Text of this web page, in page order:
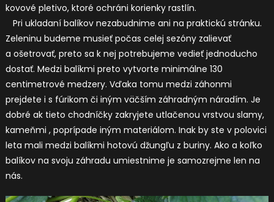
kovové pletivo, ktoré ochráni korienky rastlín.
Pri ukladaní balíkov nezabudnime ani na praktickú stránku.
Zeleninu budeme musieť počas celej sezóny zalievať
a ošetrovať, preto sa k nej potrebujeme vedieť jednoducho
dostať. Medzi balíkmi preto vytvorte minimálne 130
centimetrové medzery. Vďaka tomu medzi záhonmi
prejdete i s fúrikom či iným väčším záhradným náradím. Je
dobré ak tieto chodníčky zakryjete utlačenou vrstvou slamy,
kameňmi , poprípade iným materiálom. Inak by ste v polovici
leta mali medzi balíkmi hotovú džungľu z buriny. Ako a koľko
balíkov na svoju záhradu umiestnime je samozrejme len na
nás.